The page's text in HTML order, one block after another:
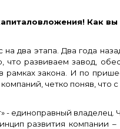
Как вы
на два этапа. Два года
что развиваем завод,
рамках закона. И по
четко поняв, что
владелец.
развития компании